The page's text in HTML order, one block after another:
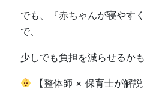
でも、『赤ちゃんが寝やす
で、
少しでも負担を減らせるか
【整体師 × 保育士が解説